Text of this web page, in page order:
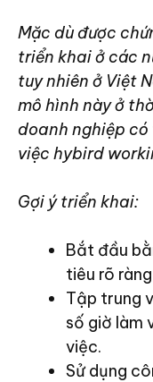
Mặc dù được
triển khai ở các
tuy nhiên ở Việt
mô hình này ở
doanh nghiệp
việc hybird
Gợi ý triển khai:
Bắt đầu
tiêu rõ
Tập trung
số giờ làm
việc.
Sử dụng